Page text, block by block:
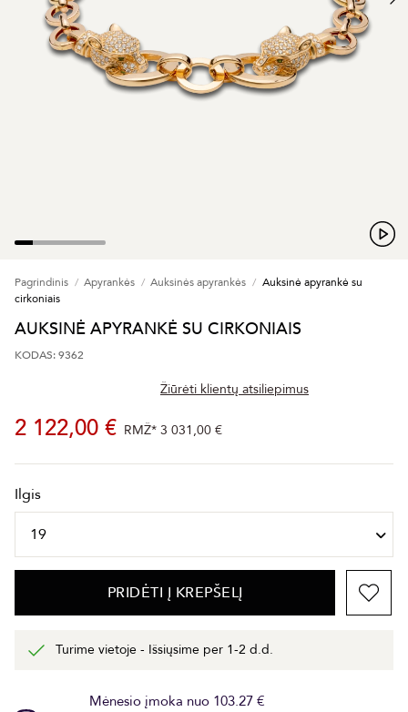
Pagrindinis Apyrankės Auksinės apyrankės
Auksinė apyrankė su
cirkoniais
AUKSINĖ APYRANKĖ SU CIRKONIAIS
KODAS: 9362
Žiūrėti klientų atsiliepimus
2 122,00 € RMŽ* 3 031,00 €
Ilgis
PRIDĖTI Į KREPŠELĮ
Turime vietoje - Išsiųsime per 1-2 d.d.
Mėnesio įmoka nuo 103.27 €